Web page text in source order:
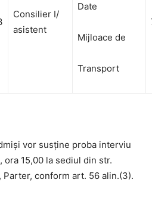
Consilier I/
asistent
Date
Mijloace de
Transport
vor susţine proba interviu
ora 15,00 la sediul din str.
Parter, conform art. 56 alin.(3).